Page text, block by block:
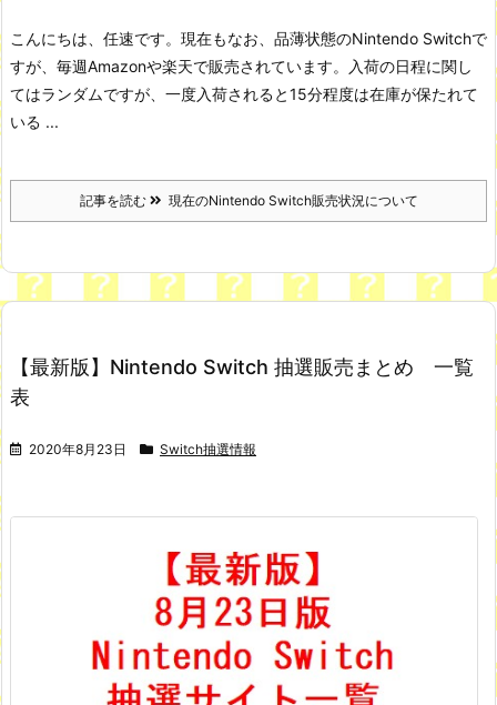
こちら…」→「相当悔しがってるだろうな…（ﾌﾞﾙﾌﾞﾙ」＝韓国の反
応
七ツ森りり ご令嬢と召使いの禁断の恋…1日だけ許された夫婦と
しての時間をひたすら愛し合う。
こんにちは、任速です。 現在もなお、品薄状態のNintendo Switchで
すが、毎週Amazonや楽天で販売されています。
入荷の日程に関し
てはランダムですが、一度入荷されると15分程度は在庫が保たれて
いる ...
記事を読む 現在のNintendo Switch販売状況について
【最新版】Nintendo Switch 抽選販売まとめ 一覧
表
2020年8月23日 Switch抽選情報